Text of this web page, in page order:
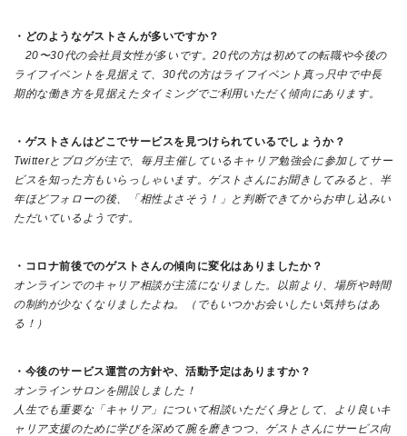
・どのようなゲストさんが多いですか？
20〜30代の会社員女性が多いです。20代の方は初めての転職や今後の
ライフイベントを見据えて、30代の方はライフイベント真っ只中で中長
期的な働き方を見据えたタイミングでご利用いただく傾向にあります。
・ゲストさんはどこでサービスを見つけられているでしょうか？
Twitterとブログが主で、毎月主催しているキャリア勉強会に参加してサー
ビスを知った方もいらっしゃいます。ゲストさんにお聞きしてみると、半
年ほどフォローの後、「相性よさそう！」と判断できてからお申し込みい
ただいているようです。
・コロナ前後でのゲストさんの傾向に変化はありましたか？
オンラインでのキャリア相談が主流になりました。以前より、場所や時間
の制約が少なくなりましたよね。（でもいつかお会いしたい気持ちはあ
る！）
・今後のサービス運営の方針や、活動予定はありますか？
オンラインサロンを開設しました！
人生でも重要な「キャリア」について相談いただく身として、より良いキ
ャリア支援のために学びを深めて腕を磨きつつ、ゲストさんにサービス向